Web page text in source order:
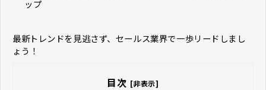
ップ
最新トレンドを見逃さず、セールス業界で一歩リードしまし
ょう！
目次 [非表示]